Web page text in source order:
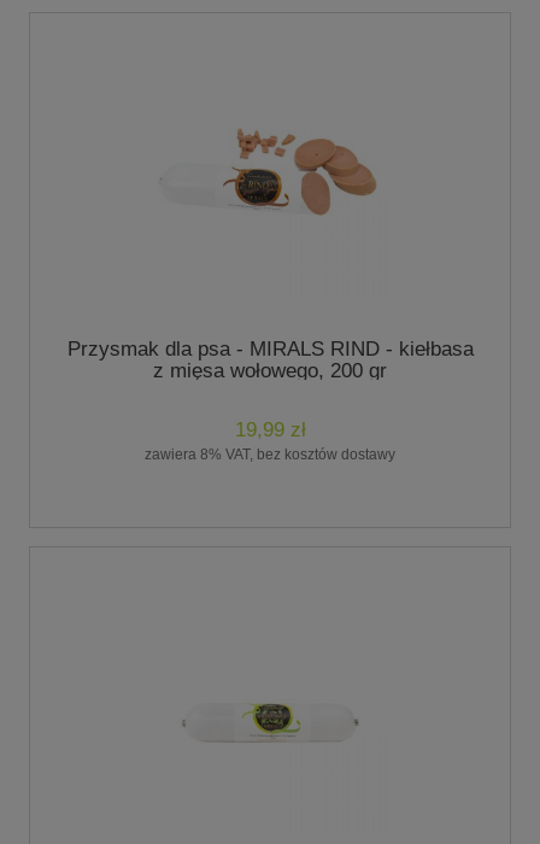
Przysmak dla psa - MIRALS RIND - kiełbasa
z mięsa wołowego, 200 gr
19,99 zł
zawiera 8% VAT, bez kosztów dostawy